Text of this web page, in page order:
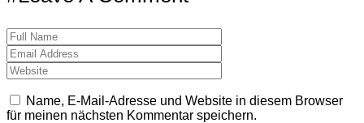
Name, E-Mail-Adresse und Website in diesem Browser
für meinen nächsten Kommentar speichern.